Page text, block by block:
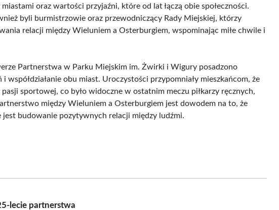
oraz wartości przyjaźni, które od lat łączą obie społeczności.
byli burmistrzowie oraz przewodniczący Rady Miejskiej, którzy
relacji między Wieluniem a Osterburgiem, wspominając miłe chwile i
Partnerstwa w Parku Miejskim im. Żwirki i Wigury posadzono
współdziałanie obu miast. Uroczystości przypomniały mieszkańcom, że
sportowej, co było widoczne w ostatnim meczu piłkarzy ręcznych,
między Wieluniem a Osterburgiem jest dowodem na to, że
budowanie pozytywnych relacji między ludźmi.
lecie partnerstwa